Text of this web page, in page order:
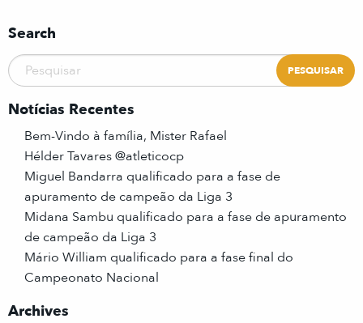
Search
Notícias Recentes
Bem-Vindo à família, Mister Rafael
Hélder Tavares @atleticocp
Miguel Bandarra qualificado para a fase de
apuramento de campeão da Liga 3
Midana Sambu qualificado para a fase de apuramento
de campeão da Liga 3
Mário William qualificado para a fase final do
Campeonato Nacional
Archives